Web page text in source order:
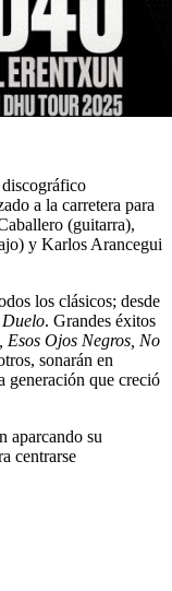
a la carretera para
(guitarra),
y Karlos Arancegui
los clásicos; desde
. Grandes éxitos
Ojos Negros, No
sonarán en
generación que creció
aparcando su
centrarse